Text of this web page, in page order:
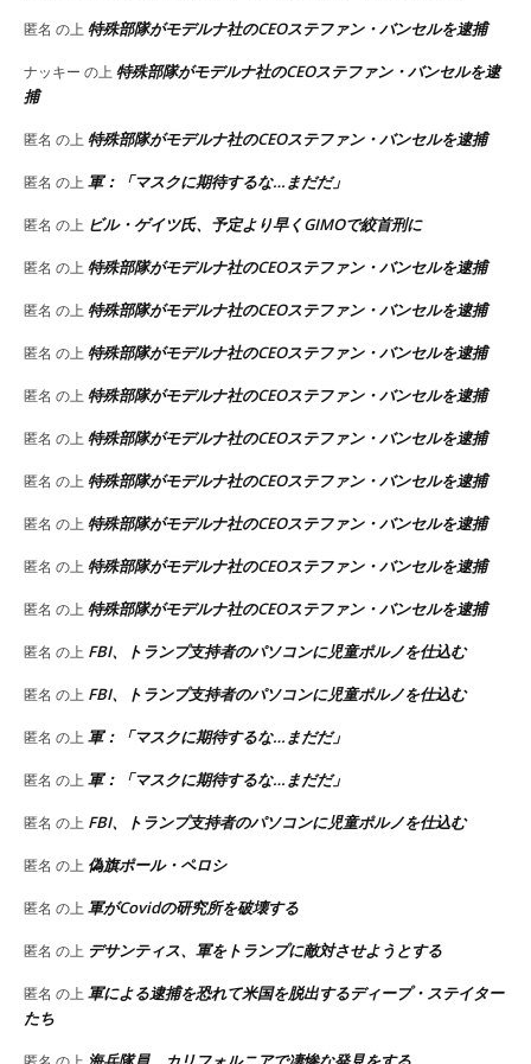
匿名 の上 特殊部隊がモデルナ社のCEOステファン・バンセルを逮捕
ナッキー の上 特殊部隊がモデルナ社のCEOステファン・バンセルを逮
捕
匿名 の上 特殊部隊がモデルナ社のCEOステファン・バンセルを逮捕
匿名 の上 軍：「マスクに期待するな…まだだ」
匿名 の上 ビル・ゲイツ氏、予定より早くGIMOで絞首刑に
匿名 の上 特殊部隊がモデルナ社のCEOステファン・バンセルを逮捕
匿名 の上 特殊部隊がモデルナ社のCEOステファン・バンセルを逮捕
匿名 の上 特殊部隊がモデルナ社のCEOステファン・バンセルを逮捕
匿名 の上 特殊部隊がモデルナ社のCEOステファン・バンセルを逮捕
匿名 の上 特殊部隊がモデルナ社のCEOステファン・バンセルを逮捕
匿名 の上 特殊部隊がモデルナ社のCEOステファン・バンセルを逮捕
匿名 の上 特殊部隊がモデルナ社のCEOステファン・バンセルを逮捕
匿名 の上 特殊部隊がモデルナ社のCEOステファン・バンセルを逮捕
匿名 の上 特殊部隊がモデルナ社のCEOステファン・バンセルを逮捕
匿名 の上 FBI、トランプ支持者のパソコンに児童ポルノを仕込む
匿名 の上 FBI、トランプ支持者のパソコンに児童ポルノを仕込む
匿名 の上 軍：「マスクに期待するな…まだだ」
匿名 の上 軍：「マスクに期待するな…まだだ」
匿名 の上 FBI、トランプ支持者のパソコンに児童ポルノを仕込む
匿名 の上 偽旗ポール・ペロシ
匿名 の上 軍がCovidの研究所を破壊する
匿名 の上 デサンティス、軍をトランプに敵対させようとする
匿名 の上 軍による逮捕を恐れて米国を脱出するディープ・ステイター
たち